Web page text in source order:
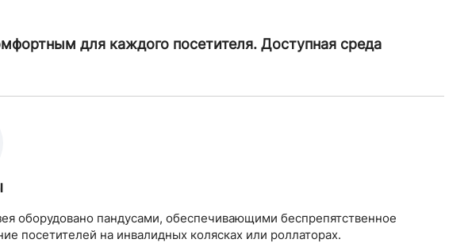
для каждого посетителя. Доступная среда
оборудовано пандусами, обеспечивающими беспрепятственное
посетителей на инвалидных колясках или роллаторах.